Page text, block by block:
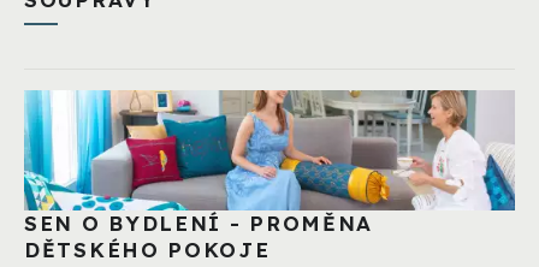
SEN O BYDLENÍ - PROMĚNA
DĚTSKÉHO POKOJE